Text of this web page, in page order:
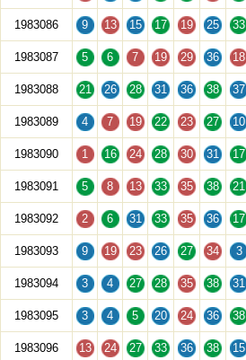
1983086 9 13 15 17 19 25 33
1983087 5 6 7 19 29 36 18
1983088 21 26 28 31 36 38 37
1983089 4 7 19 22 23 27 10
1983090 1 16 24 28 30 31 17
1983091 5 8 13 33 35 38 21
1983092 2 6 31 33 35 36 17
1983093 9 19 23 26 27 34 3
1983094 3 4 27 28 35 38 31
1983095 3 4 5 20 24 36 38
1983096 13 24 27 33 36 38 15